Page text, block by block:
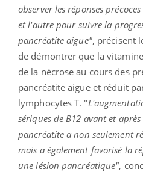
observer les réponses
et l'autre pour suivre la
pancréatite aiguë", précisent
de démontrer que la
de la nécrose au cours des
pancréatite aiguë et réduit
lymphocytes T. "
sériques de B12 avant et
pancréatite a non seulement
mais a également favorisé la
une lésion pancréatique",